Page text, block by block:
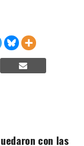
con las